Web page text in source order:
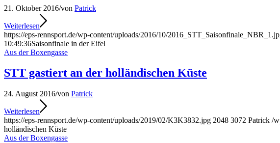
21. Oktober 2016/von Patrick
Weiterlesen
https://eps-rennsport.de/wp-content/uploads/2016/10/
10:49:36Saisonfinale in der Eifel
Aus der Boxengasse
STT gastiert an der holländischen Küste
24. August 2016/von Patrick
Weiterlesen
https://eps-rennsport.de/wp-content/uploads/2019/02/K3K3832.jpg 2048 3072 Patrick /
holländischen Küste
Aus der Boxengasse